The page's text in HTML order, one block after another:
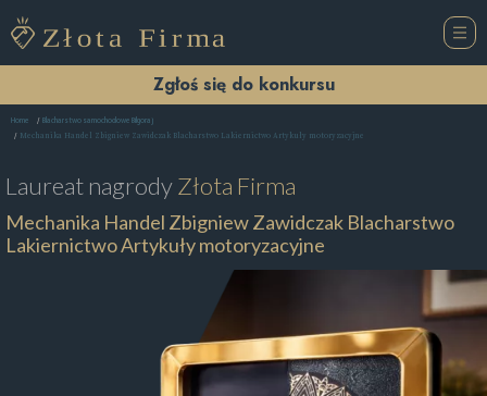
Zgłoś się do konkursu
Home Blacharstwo samochodowe Biłgoraj
Mechanika Handel Zbigniew Zawidczak Blacharstwo Lakiernictwo Artykuły motoryzacyjne
Laureat nagrodyZłota Firma
Mechanika Handel Zbigniew Zawidczak Blacharstwo
Lakiernictwo Artykuły motoryzacyjne